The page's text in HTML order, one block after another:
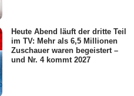
Heute Abend läuft der dritte Teil
im TV: Mehr als 6,5 Millionen
Zuschauer waren begeistert –
und Nr. 4 kommt 2027